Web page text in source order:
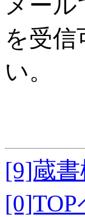
を受
い。
[9]蔵